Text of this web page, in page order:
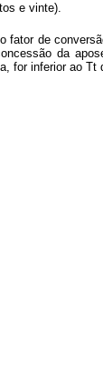
e vinte).
fator de
da
for inferior ao Tt